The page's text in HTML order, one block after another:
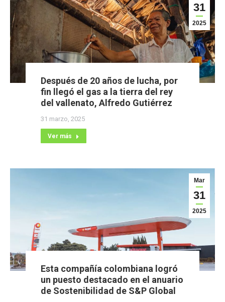
31
2025
Después de 20 años de lucha, por
fin llegó el gas a la tierra del rey
del vallenato, Alfredo Gutiérrez
31 marzo, 2025
Ver más
Mar
31
2025
Esta compañía colombiana logró
un puesto destacado en el anuario
de Sostenibilidad de S&P Global